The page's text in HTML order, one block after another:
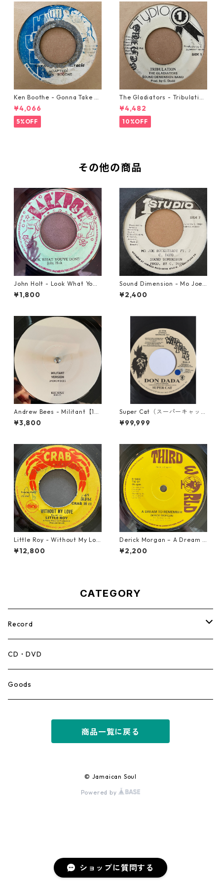
ショップに質問する
Ken Boothe - Gonna Take A
Miracle【7-21362】
¥4,066
5%OFF
The Gladiators - Tribulation
【7-21365】
¥4,482
10%OFF
その他の商品
John Holt - Look What Yo
u've Done【7-21817】
¥1,800
Sound Dimension - Mo Joe
Rock Steady【7-21087】
¥2,400
Andrew Bees ‎- Militant【12-
50066】
¥3,800
Super Cat（スーパーキャッ
ト） - Don Dada【7inch】
¥99,999
Little Roy - Without My Lov
e【7-21990】
¥12,800
Derick Morgan – A Dream T
o Remember【7-21824】
¥2,200
CATEGORY
Record
Mento,Calypso,Ballad
Ska
Early Dancehall
CD・DVD
Goods
商品一覧に戻る
© Jamaican Soul
Powered by